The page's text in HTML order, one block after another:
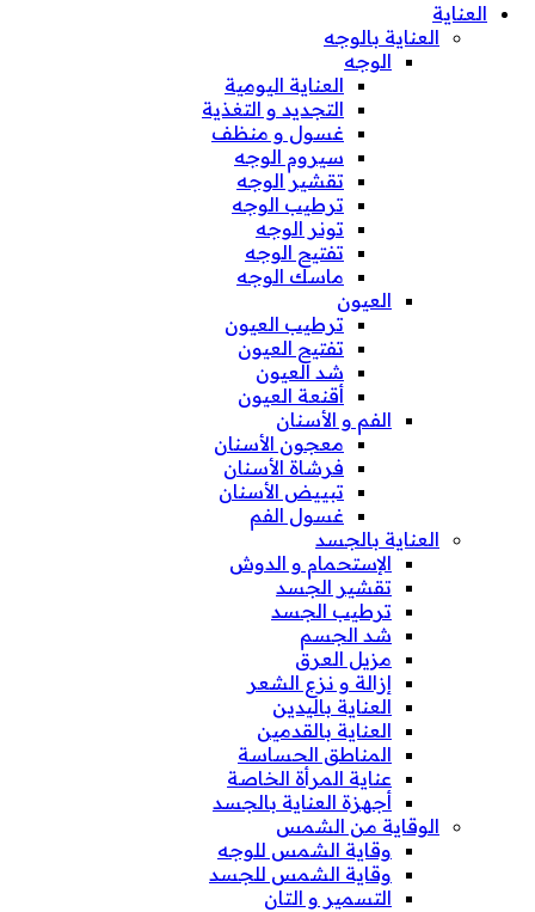
العناية
العناية بالوجه
الوجه
العناية اليومية
التجديد و التغذية
غسول و منظف
سيروم الوجه
تقشير الوجه
ترطيب الوجه
تونر الوجه
تفتيح الوجه
ماسك الوجه
العيون
ترطيب العيون
تفتيح العيون
شد العيون
أقنعة العيون
الفم و الأسنان
معجون الأسنان
فرشاة الأسنان
تبييض الأسنان
غسول الفم
العناية بالجسد
الإستحمام و الدوش
تقشير الجسد
ترطيب الجسد
شد الجسم
مزيل العرق
إزالة و نزع الشعر
العناية باليدين
العناية بالقدمين
المناطق الحساسة
عناية المرأة الخاصة
أجهزة العناية بالجسد
الوقاية من الشمس
وقاية الشمس للوجه
وقاية الشمس للجسد
التسمير و التان